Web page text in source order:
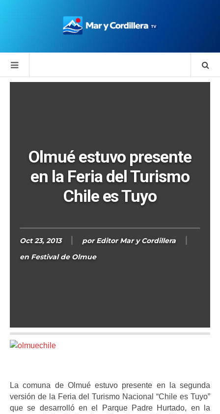
Olmué estuvo presente
en la Feria del Turismo
Chile es Tuyo
Oct 23, 2013 por Editor Mar y Cordillera
en Festival de Olmue
La comuna de Olmué estuvo presente en la segunda
versión de la Feria del Turismo Nacional “Chile es Tuyo”
que se desarrolló en el Parque Padre Hurtado, en la